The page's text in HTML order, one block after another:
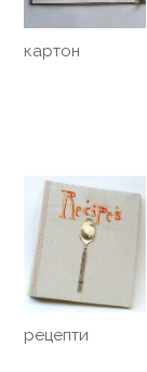
картон
рецепти